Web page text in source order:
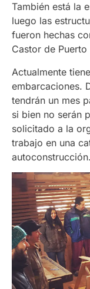
También está la
luego las
fueron hechas
Castor de
Actualmente
embarcaciones.
tendrán un mes
si bien no serán
solicitado a la
trabajo en una
autoconstrucción.